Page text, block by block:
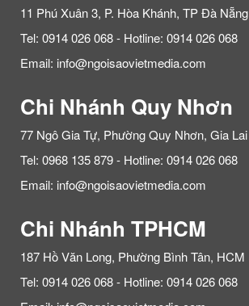
11 Phú Xuân 3, P. Hòa Khánh, TP Đà Nẵng
Tel: 0914 026 068 - Hotline: 0914 026 068
Email: info@ngoisaovietmedia.com
Chi Nhánh Quy Nhơn
77 Ngô Gia Tự, Phường Quy Nhơn, Gia Lai
Tel: 0968 135 879 - Hotline: 0914 026 068
Email: info@ngoisaovietmedia.com
Chi Nhánh TPHCM
187 Hồ Văn Long, Phường Bình Tân, HCM
Tel: 0914 026 068 - Hotline: 0914 026 068